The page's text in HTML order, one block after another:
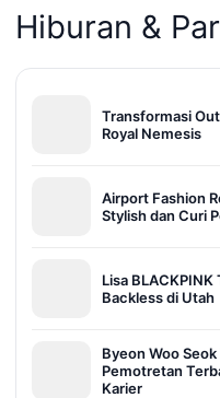
Hiburan &
Transformasi
Royal Nemesis
Airport Fashion
Stylish dan Curi
Lisa
Backless di Utah
Byeon Woo
Pemotretan
Karier